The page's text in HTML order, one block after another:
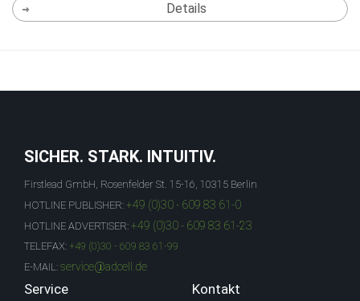
Details
SICHER. STARK. INTUITIV.
Firstlead GmbH, Rosenfelder St. 15-16, 10315 Berlin
HOTLINE PUBLISHER: +49 (0)30 - 609 83 61-0
HOTLINE ADVERTISER: +49 (0)30 - 609 83 61-23
TELEFAX: +49 (0)30 - 609 83 61-99
E-MAIL: service@adcell.de
Service Kontakt